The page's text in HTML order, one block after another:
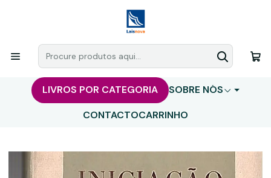
LIVROS POR CATEGORIA
SOBRE NÓS
CONTACTOCARRINHO